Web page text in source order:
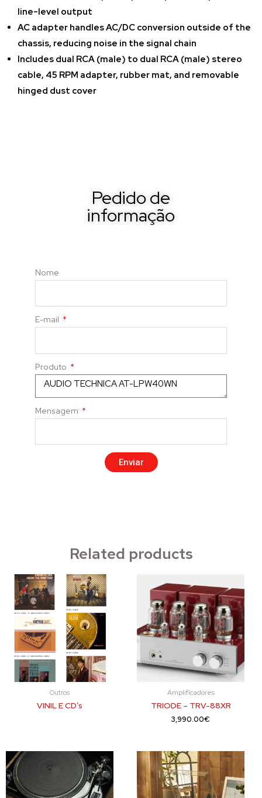
line-level output
AC adapter handles AC/DC conversion outside of the
chassis, reducing noise in the signal chain
Includes dual RCA (male) to dual RCA (male) stereo
cable, 45 RPM adapter, rubber mat, and removable
hinged dust cover
Pedido de
informação
Nome
E-mail
Produto
Mensagem
Enviar
Related products
Outros
VINIL E CD’s
Amplificadores
TRIODE – TRV-88XR
3,990.00€